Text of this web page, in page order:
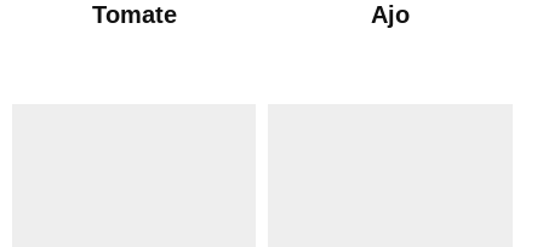
Tomate Ajo